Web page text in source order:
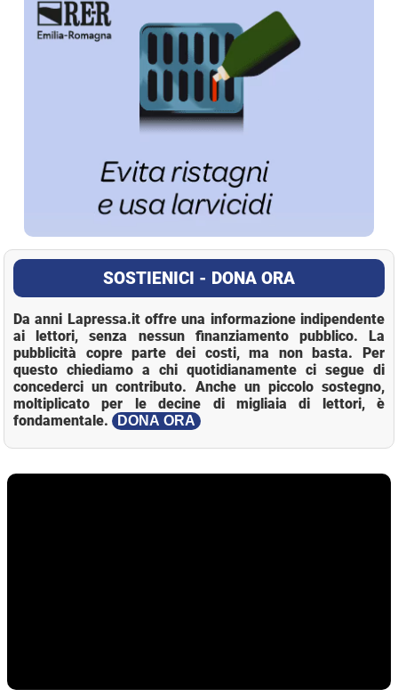
SOSTIENICI - DONA ORA
Da anni Lapressa.it offre una informazione indipendente
ai lettori, senza nessun finanziamento pubblico. La
pubblicità copre parte dei costi, ma non basta. Per
questo chiediamo a chi quotidianamente ci segue di
concederci un contributo. Anche un piccolo sostegno,
moltiplicato per le decine di migliaia di lettori, è
fondamentale.
DONA ORA